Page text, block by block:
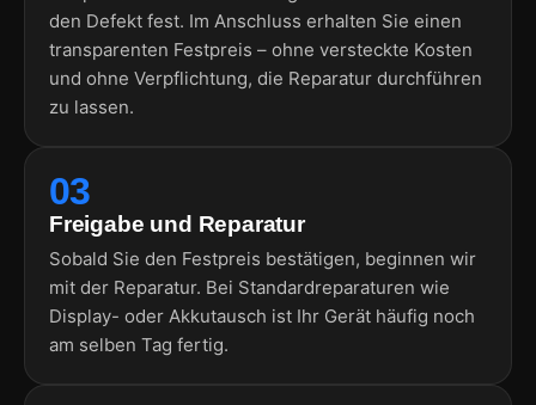
den Defekt fest. Im Anschluss erhalten Sie einen
transparenten Festpreis – ohne versteckte Kosten
und ohne Verpflichtung, die Reparatur durchführen
zu lassen.
03
Freigabe und Reparatur
Sobald Sie den Festpreis bestätigen, beginnen wir
mit der Reparatur. Bei Standardreparaturen wie
Display- oder Akkutausch ist Ihr Gerät häufig noch
am selben Tag fertig.